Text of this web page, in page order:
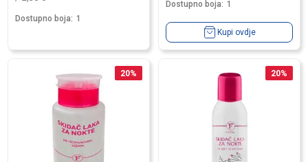
Dostupno boja: 1
Dostupno boja: 1
Kupi ovdje
20% 20%